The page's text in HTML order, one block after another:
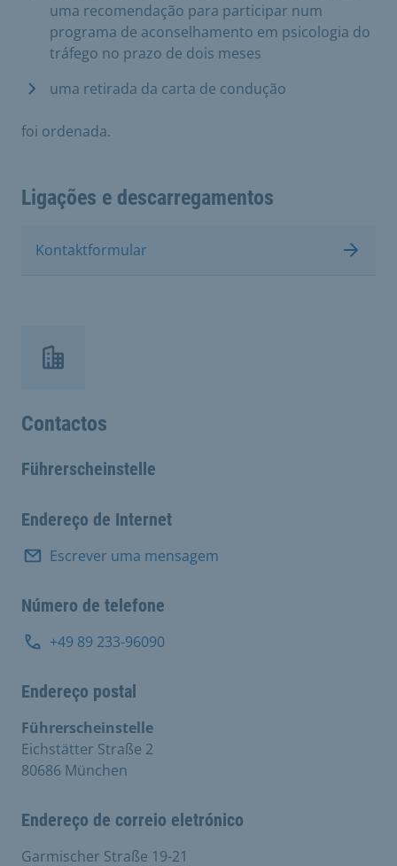
uma recomendação para participar num
programa de aconselhamento em psicologia do
tráfego no prazo de dois meses
uma retirada da carta de condução
foi ordenada.
Ligações e descarregamentos
Kontaktformular
Contactos
Führerscheinstelle
Endereço de Internet
Escrever uma mensagem
Número de telefone
+49 89 233-96090
Endereço postal
Führerscheinstelle
Eichstätter Straße 2
80686 München
Endereço de correio eletrónico
Garmischer Straße 19-21